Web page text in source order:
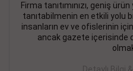
Firma tanıtımınızı, geniş
tanıtabilmenin en etkili yolu
insanların ev ve ofislerinin
ancak gazete içerisinde
DEVREMÜLK KİRALIK İlanı
SİNYE Tekstile Şoförlüğü
elemanı alınacaktır.